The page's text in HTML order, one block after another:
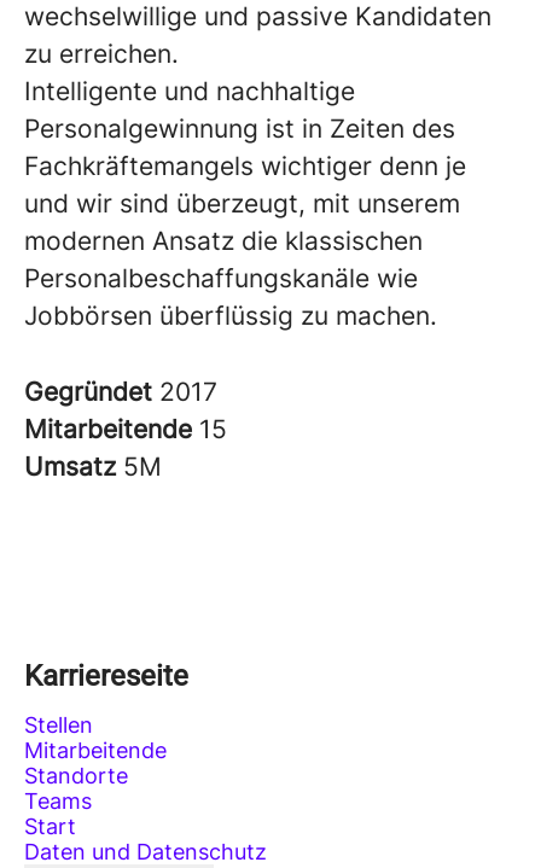
wechselwillige und passive Kandidaten
zu erreichen.
Intelligente und nachhaltige
Personalgewinnung ist in Zeiten des
Fachkräftemangels wichtiger denn je
und wir sind überzeugt, mit unserem
modernen Ansatz die klassischen
Personalbeschaffungskanäle wie
Jobbörsen überflüssig zu machen.
Gegründet 2017
Mitarbeitende 15
Umsatz 5M
Karriereseite
Stellen
Mitarbeitende
Standorte
Teams
Start
Daten und Datenschutz